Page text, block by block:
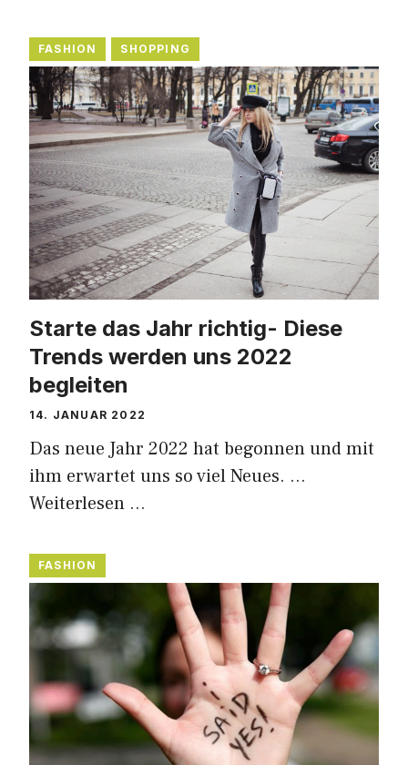
FASHION SHOPPING
Starte das Jahr richtig- Diese
Trends werden uns 2022
begleiten
14. JANUAR 2022
Das neue Jahr 2022 hat begonnen und mit
ihm erwartet uns so viel Neues. …
Weiterlesen …
FASHION